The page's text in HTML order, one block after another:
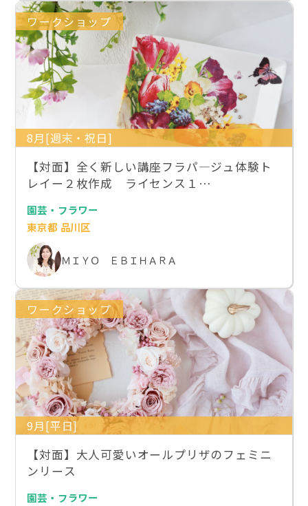
ワークショップ
8月[週末・祝日]
【対面】全く新しい講座フラパ―ジュ体験ト
レイー２枚作成 ライセンス１…
園芸・フラワー
東京都 品川区
ＭＩＹＯ ＥＢＩＨＡＲＡ
ワークショップ
9月[平日]
【対面】大人可愛いオールプリザのフェミニ
ンリース
園芸・フラワー